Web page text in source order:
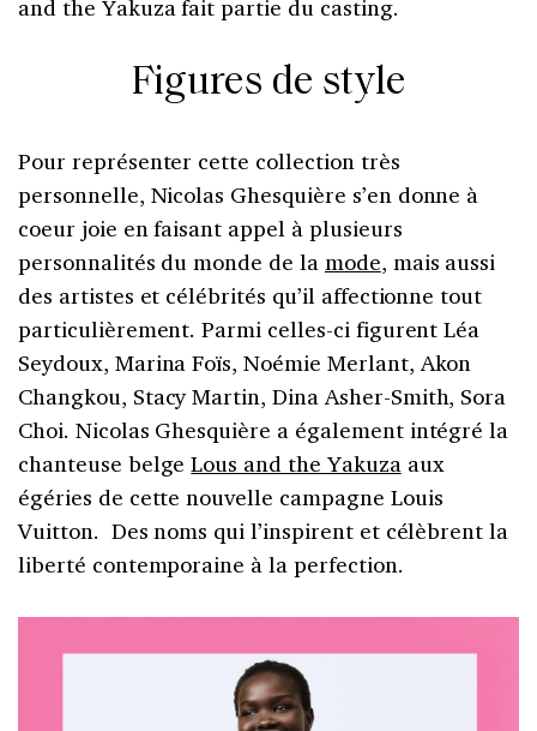
and the Yakuza fait partie du casting.
Figures de style
Pour représenter cette collection très
personnelle, Nicolas Ghesquière s’en donne à
coeur joie en faisant appel à plusieurs
personnalités du monde de la mode, mais aussi
des artistes et célébrités qu’il affectionne tout
particulièrement. Parmi celles-ci figurent Léa
Seydoux, Marina Foïs, Noémie Merlant, Akon
Changkou, Stacy Martin, Dina Asher-Smith, Sora
Choi. Nicolas Ghesquière a également intégré la
chanteuse belgeLous and the Yakuza aux
égéries de cette nouvelle campagne Louis
Vuitton. Des noms qui l’inspirent et célèbrent la
liberté contemporaine à la perfection.